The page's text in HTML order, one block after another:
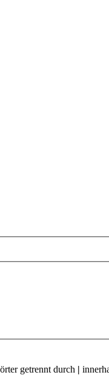
getrennt durch |